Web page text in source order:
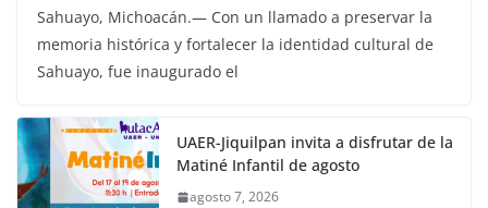
Sahuayo, Michoacán.— Con un llamado a preservar la
memoria histórica y fortalecer la identidad cultural de
Sahuayo, fue inaugurado el
UAER-Jiquilpan invita a disfrutar de la
Matiné Infantil de agosto
agosto 7, 2026